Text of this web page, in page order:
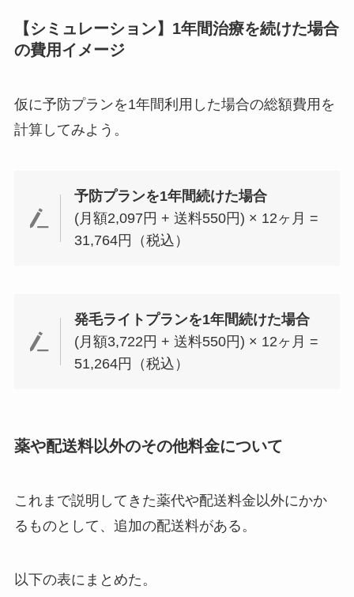
【シミュレーション】1年間治療を続けた場合
の費用イメージ
仮に予防プランを1年間利用した場合の総額費用を
計算してみよう。
予防プランを1年間続けた場合
(月額2,097円 + 送料550円) × 12ヶ月 =
31,764円（税込）
発毛ライトプランを1年間続けた場合
(月額3,722円 + 送料550円) × 12ヶ月 =
51,264円（税込）
薬や配送料以外のその他料金について
これまで説明してきた薬代や配送料金以外にかか
るものとして、追加の配送料がある。
以下の表にまとめた。